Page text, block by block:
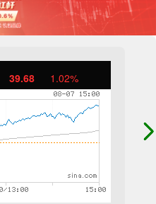
39.68 1.02%